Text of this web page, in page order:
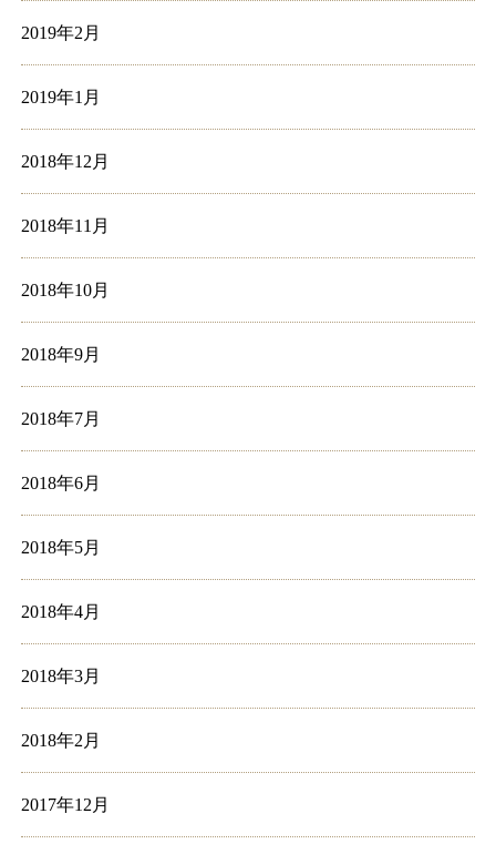
2019年2月
2019年1月
2018年12月
2018年11月
2018年10月
2018年9月
2018年7月
2018年6月
2018年5月
2018年4月
2018年3月
2018年2月
2017年12月